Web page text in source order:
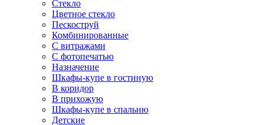
Стекло
Цветное стекло
Пескоструй
Комбинированные
С витражами
С фотопечатью
Назначение
Шкафы-купе в гостиную
В коридор
В прихожую
Шкафы-купе в спальню
Детские